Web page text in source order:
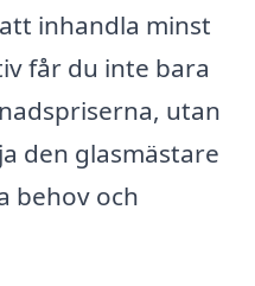
inhandla minst
får du inte bara
utan
den glasmästare
behov och